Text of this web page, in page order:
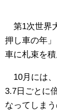
第1次世界
押し車の年
車に札束を
10月には、
3.7日ごとに
なってしまう